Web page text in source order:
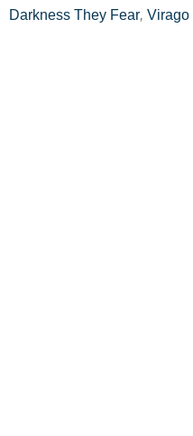
Darkness They Fear, Virago